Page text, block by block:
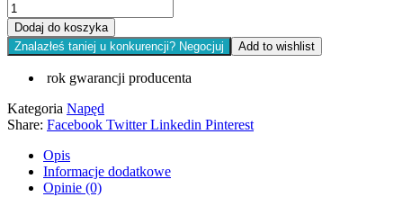
Dodaj do koszyka
Znalazłeś taniej u konkurencji? Negocjuj
Add to wishlist
rok gwarancji producenta
Kategoria Napęd
Share: Facebook Twitter Linkedin Pinterest
Opis
Informacje dodatkowe
Opinie (0)